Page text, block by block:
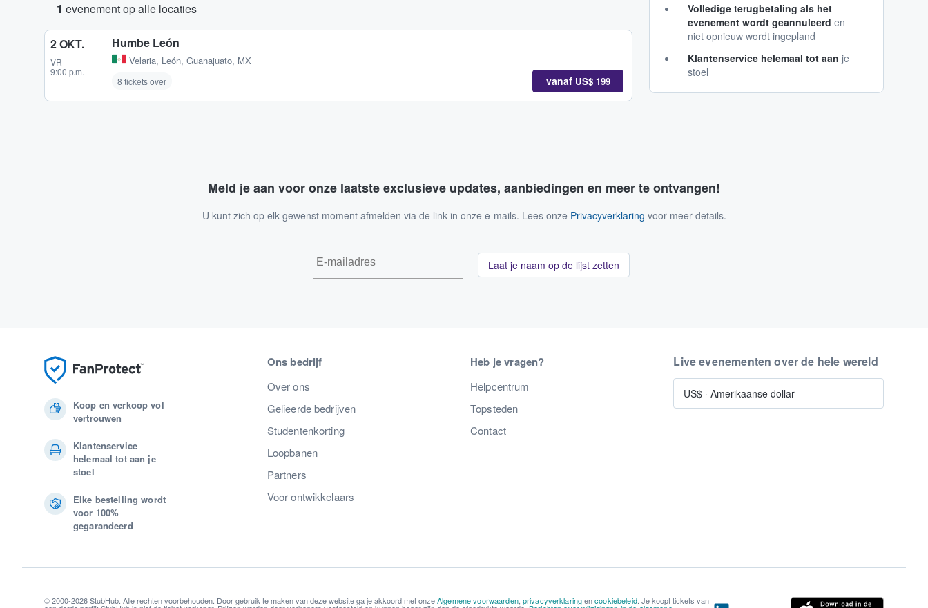
1 evenement op alle locaties
2 OKT.
VR
9:00 p.m.
Humbe León
Velaria, León, Guanajuato, MX
8 tickets over vanaf US$ 199
Volledige terugbetaling als het
evenement wordt geannuleerd en
niet opnieuw wordt ingepland
Klantenservice helemaal tot aan je
stoel
Meld je aan voor onze laatste exclusieve updates, aanbiedingen en meer te ontvangen!
U kunt zich op elk gewenst moment afmelden via de link in onze e-mails. Lees onze Privacyverklaring voor meer details.
Laat je naam op de lijst zetten
Koop en verkoop vol
vertrouwen
Klantenservice
helemaal tot aan je
stoel
Elke bestelling wordt
voor 100%
gegarandeerd
Ons bedrijf
Over ons
Gelieerde bedrijven
Studentenkorting
Loopbanen
Partners
Voor ontwikkelaars
Heb je vragen?
Helpcentrum
Topsteden
Contact
Live evenementen over de hele wereld
US$ ·Amerikaanse dollar
© 2000-2026 StubHub. Alle rechten voorbehouden. Door gebruik te maken van deze website ga je akkoord met onzeAlgemene voorwaarden, privacyverklaringencookiebeleid. Je koopt tickets van